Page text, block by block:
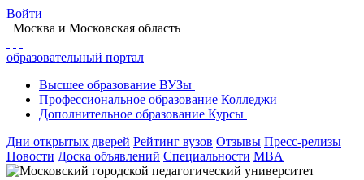
Войти
Москва и Московская область
образовательный портал
Высшее образование ВУЗы
Профессиональное образование Колледжи
Дополнительное образование Курсы
Дни открытых дверей Рейтинг вузов Отзывы Пресс-релизы
Новости Доска объявлений Специальности MBA